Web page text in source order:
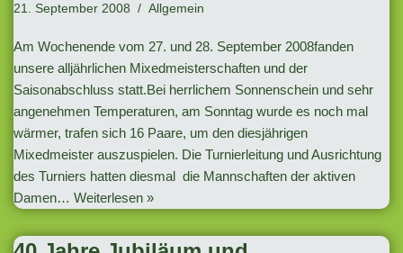
21. September 2008 Allgemein
Am Wochenende vom 27. und 28. September 2008fanden
unsere alljährlichen Mixedmeisterschaften und der
Saisonabschluss statt.Bei herrlichem Sonnenschein und sehr
angenehmen Temperaturen, am Sonntag wurde es noch mal
wärmer, trafen sich 16 Paare, um den diesjährigen
Mixedmeister auszuspielen. Die Turnierleitung und Ausrichtung
des Turniers hatten diesmal die Mannschaften der aktiven
Damen… Weiterlesen »